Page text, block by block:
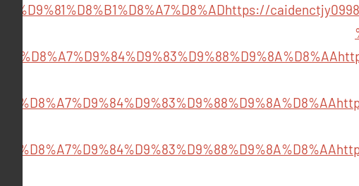
https://
%D8%A7%D9%84%D9%83%D9%88%D9%8A%D8%AA
%D8%A7%D9%84%D9%83%D9%88%D9%8A%D8%AA